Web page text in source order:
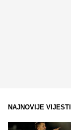
NAJNOVIJE VIJESTI